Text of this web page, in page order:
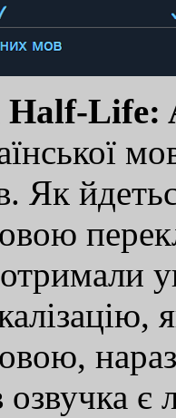
Half-Life:
Як
отримали
є